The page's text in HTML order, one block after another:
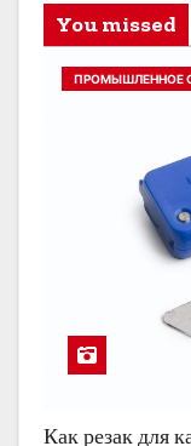
You missed
ПРОМЫШЛЕННОЕ
Как резак для